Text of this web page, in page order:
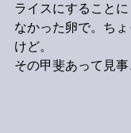
ライスにすること
なかった卵で。ち
けど。
その甲斐あって見事